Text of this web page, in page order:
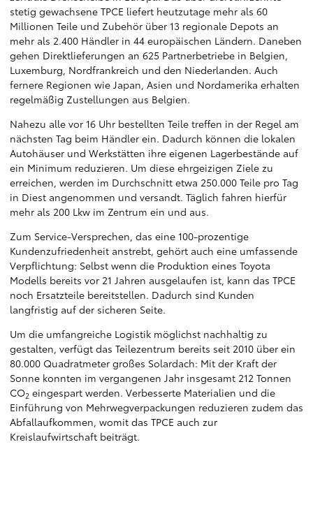
stetig gewachsene TPCE liefert heutzutage mehr als 60
Millionen Teile und Zubehör über 13 regionale Depots an
mehr als 2.400 Händler in 44 europäischen Ländern. Daneben
gehen Direktlieferungen an 625 Partnerbetriebe in Belgien,
Luxemburg, Nordfrankreich und den Niederlanden. Auch
fernere Regionen wie Japan, Asien und Nordamerika erhalten
regelmäßig Zustellungen aus Belgien.
Nahezu alle vor 16 Uhr bestellten Teile treffen in der Regel am
nächsten Tag beim Händler ein. Dadurch können die lokalen
Autohäuser und Werkstätten ihre eigenen Lagerbestände auf
ein Minimum reduzieren. Um diese ehrgeizigen Ziele zu
erreichen, werden im Durchschnitt etwa 250.000 Teile pro Tag
in Diest angenommen und versandt. Täglich fahren hierfür
mehr als 200 Lkw im Zentrum ein und aus.
Zum Service-Versprechen, das eine 100-prozentige
Kundenzufriedenheit anstrebt, gehört auch eine umfassende
Verpflichtung: Selbst wenn die Produktion eines Toyota
Modells bereits vor 21 Jahren ausgelaufen ist, kann das TPCE
noch Ersatzteile bereitstellen. Dadurch sind Kunden
langfristig auf der sicheren Seite.
Um die umfangreiche Logistik möglichst nachhaltig zu
gestalten, verfügt das Teilezentrum bereits seit 2010 über ein
80.000 Quadratmeter großes Solardach: Mit der Kraft der
Sonne konnten im vergangenen Jahr insgesamt 212 Tonnen
CO2 eingespart werden. Verbesserte Materialien und die
Einführung von Mehrwegverpackungen reduzieren zudem das
Abfallaufkommen, womit das TPCE auch zur
Kreislaufwirtschaft beiträgt.